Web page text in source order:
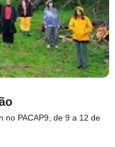
no PACAP9, de 9 a 12 de